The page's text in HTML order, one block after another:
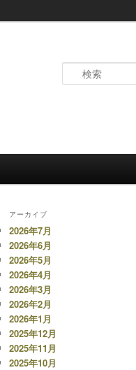
アーカイブ
2026年7月
2026年6月
2026年5月
2026年4月
2026年3月
2026年2月
2026年1月
2025年12月
2025年11月
2025年10月